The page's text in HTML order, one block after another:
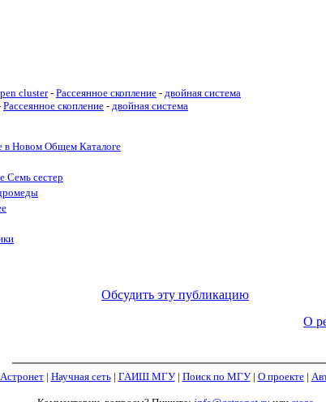
cluster- Рассеянное скопление - двойная система
Рассеянное скопление - двойная система
в Новом Общем Каталоге
Семь сестер
Обсудить эту публикацию
О
Астронет| Научная сеть| ГАИШ МГУ| Поиск по МГУ| О проекте|